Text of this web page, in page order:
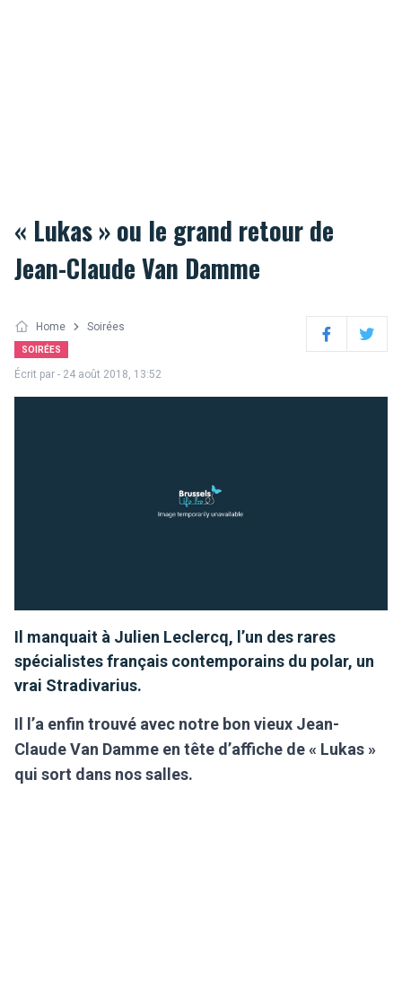
« Lukas » ou le grand retour de
Jean-Claude Van Damme
Home Soirées
SOIRÉES FacebookTwitter
Écrit par - 24 août 2018, 13:52
Il manquait à Julien Leclercq, l’un des rares
spécialistes français contemporains du polar, un
vrai Stradivarius.
Il l’a enfin trouvé avec notre bon vieux Jean-
Claude Van Damme en tête d’affiche de « Lukas »
qui sort dans nos salles.